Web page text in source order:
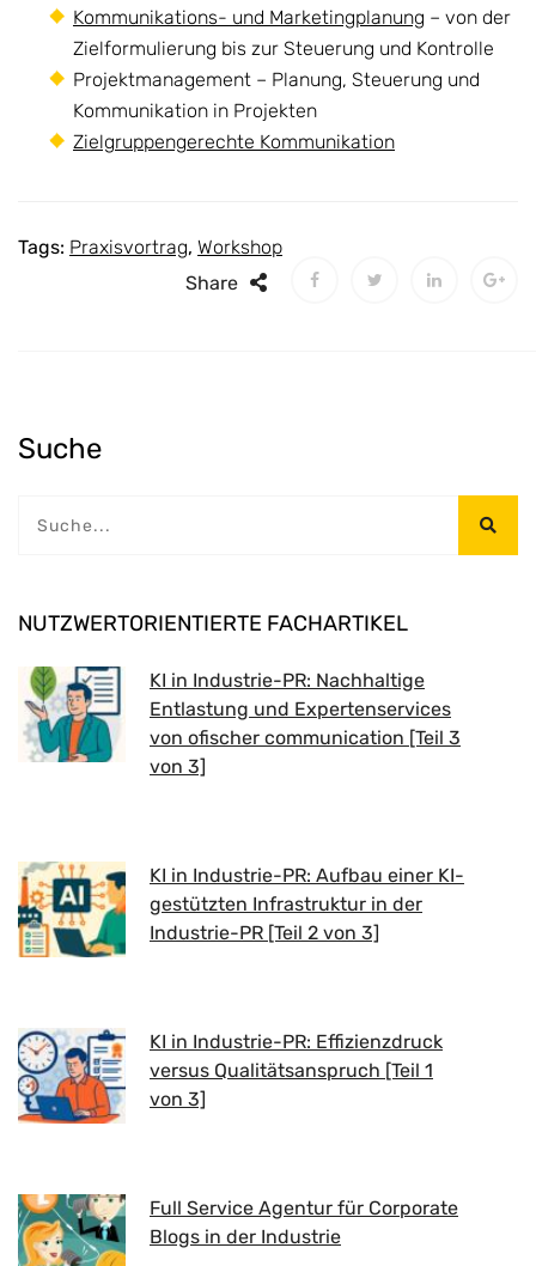
Kommunikations- und Marketingplanung – von der
Zielformulierung bis zur Steuerung und Kontrolle
Projektmanagement – Planung, Steuerung und
Kommunikation in Projekten
Zielgruppengerechte Kommunikation
Tags: Praxisvortrag, Workshop
Share
Suche
NUTZWERTORIENTIERTE FACHARTIKEL
KI in Industrie-PR: Nachhaltige
Entlastung und Expertenservices
von ofischer communication [Teil 3
von 3]
KI in Industrie-PR: Aufbau einer KI-
gestützten Infrastruktur in der
Industrie-PR [Teil 2 von 3]
KI in Industrie-PR: Effizienzdruck
versus Qualitätsanspruch [Teil 1
von 3]
Full Service Agentur für Corporate
Blogs in der Industrie